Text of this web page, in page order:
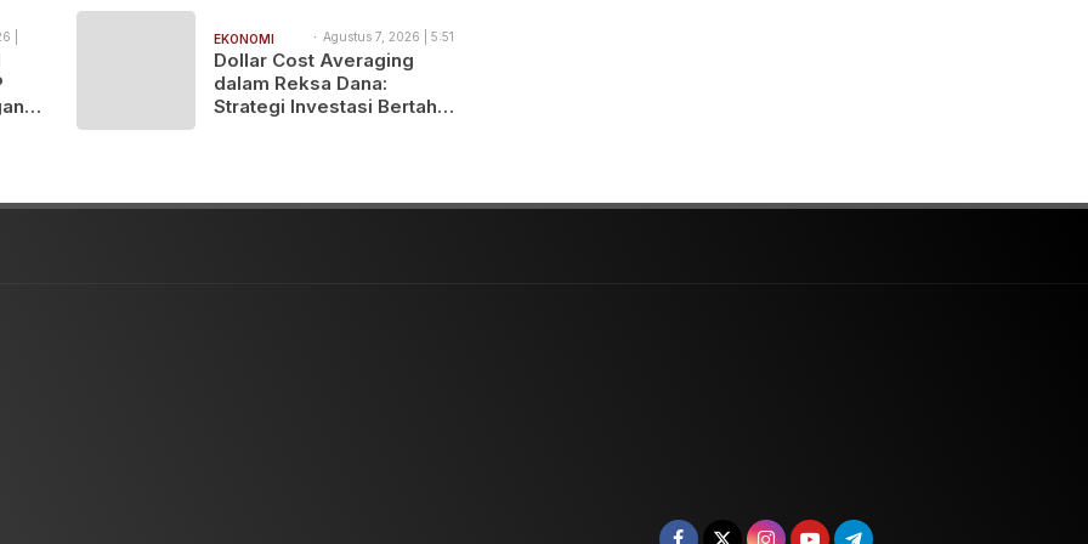
|
EKONOMI
BISNIS
Agustus 7, 2026 | 5:51
pm
Dollar Cost Averaging
dalam Reksa Dana:
Strategi Investasi Bertahap